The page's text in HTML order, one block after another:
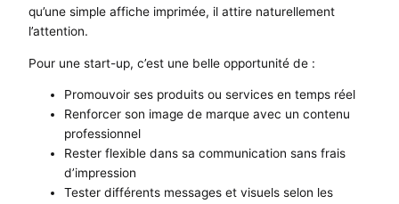
qu’une simple affiche imprimée, il attire naturellement
l’attention.
Pour une start-up, c’est une belle opportunité de :
Promouvoir ses produits ou services en temps réel
Renforcer son image de marque avec un contenu
professionnel
Rester flexible dans sa communication sans frais
d’impression
Tester différents messages et visuels selon les